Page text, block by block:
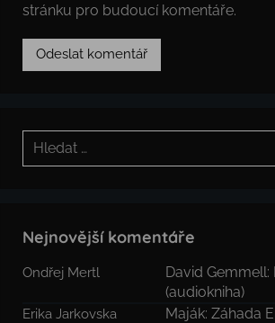
stránku pro budoucí komentáře.
Hledat:
Nejnovější komentáře
Ondřej Mertl
David Gemmell:
(audiokniha)
Erika Jarkovska
Maják: Záhada